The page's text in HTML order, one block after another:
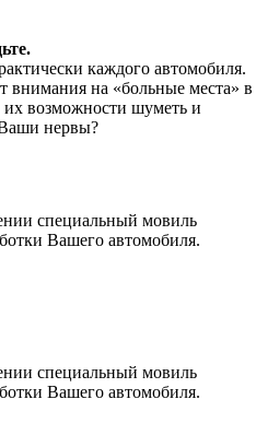
каждого автомобиля.
внимания на «больные места» в
возможности шуметь и
Ваши нервы?
специальный мовиль
Вашего автомобиля.
специальный мовиль
Вашего автомобиля.